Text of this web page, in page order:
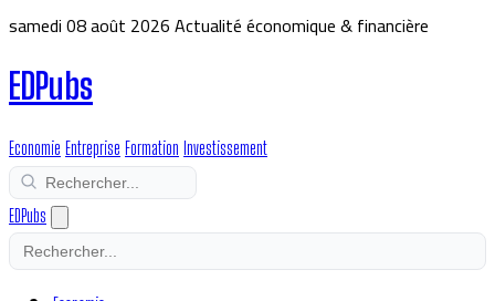
samedi 08 août 2026Actualité économique & financière
EDPubs
Economie Entreprise Formation Investissement
EDPubs